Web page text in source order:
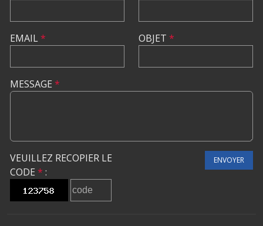
EMAIL* OBJET *
MESSAGE *
VEUILLEZ RECOPIER LE
CODE * :
ENVOYER